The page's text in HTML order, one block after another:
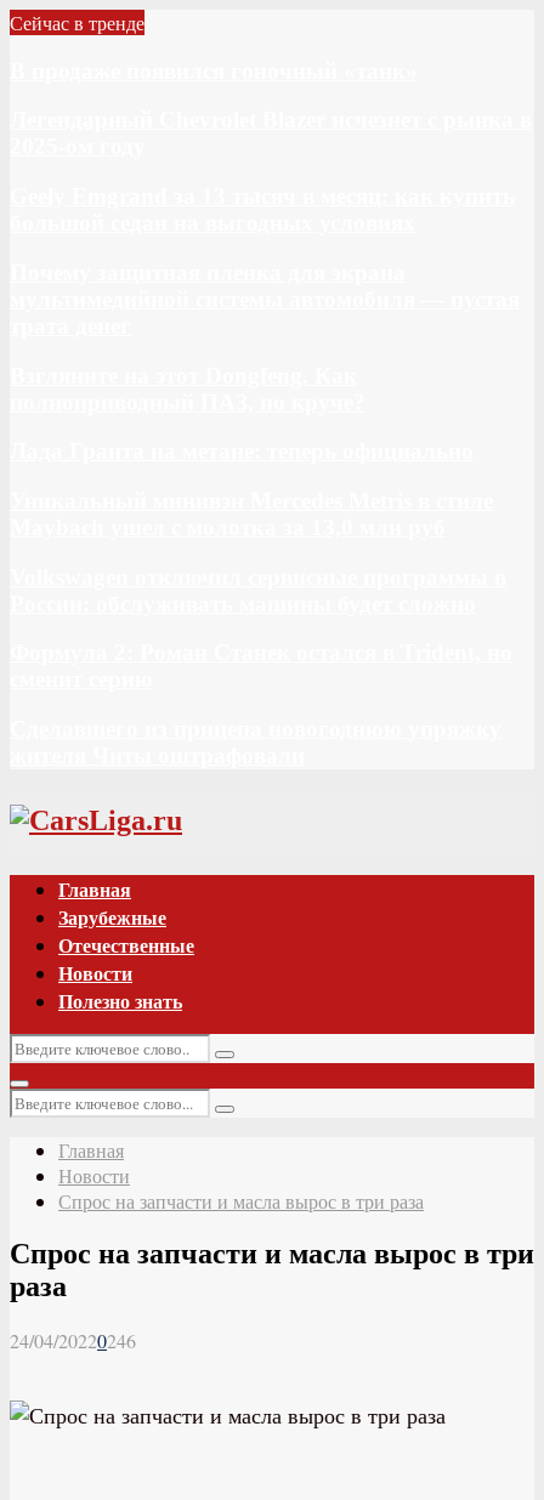
Сейчас в тренде
Vk
Главная
Зарубежные
Отечественные
Новости
Полезно знать
Искать:
Поиск
Основное
меню
Искать:
Поиск
Главная
Новости
Спрос на запчасти и масла вырос в три раза
Спрос на запчасти и масла вырос в три
раза
24/04/20220246